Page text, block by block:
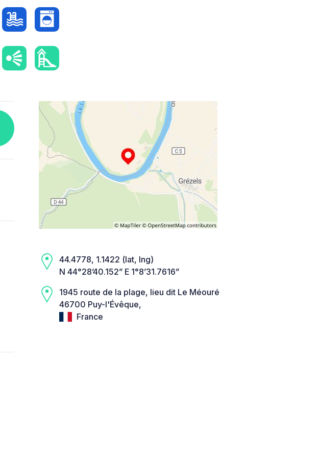
44.4778, 1.1422 (lat, lng)
N 44°28’40.152” E 1°8’31.7616”
1945 route de la plage, lieu dit Le Méouré
46700 Puy-l'Évêque,
France